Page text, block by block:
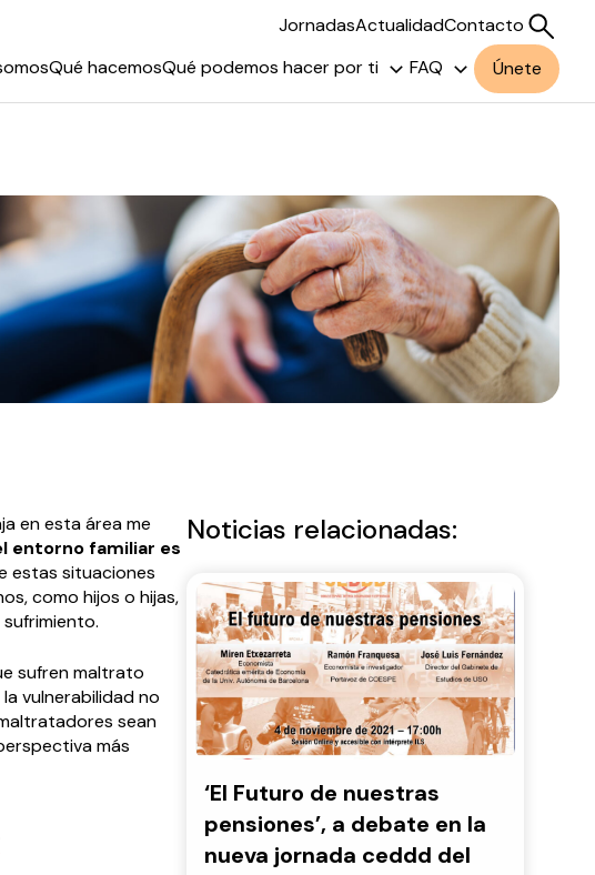
JornadasActualidadContacto
Qué hacemosQué podemos hacer por ti FAQ Únete
Buscar
en esta área me
entorno familiar es
estas situaciones
como hijos o hijas,
sufren maltrato
vulnerabilidad no
sean
más
Noticias relacionadas:
‘El Futuro de nuestras
pensiones’, a debate en la
nueva jornada ceddd del